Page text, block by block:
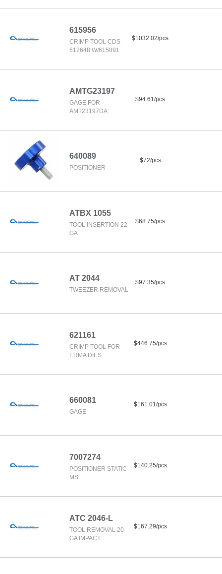
615956
CRIMP TOOL CDS
612648 W/615891
$1032.02/pcs
AMTG23197
GAGE FOR
AMT23197DA
$94.61/pcs
640089
POSITIONER
$72/pcs
ATBX 1055
TOOL INSERTION 22
GA
$68.75/pcs
AT 2044
TWEEZER REMOVAL
$97.35/pcs
621161
CRIMP TOOL FOR
ERMA DIES
$446.75/pcs
660081
GAGE
$161.01/pcs
7007274
POSITIONER STATIC
MS
$140.25/pcs
ATC 2046-L
TOOL REMOVAL 20
GA IMPACT
$167.29/pcs